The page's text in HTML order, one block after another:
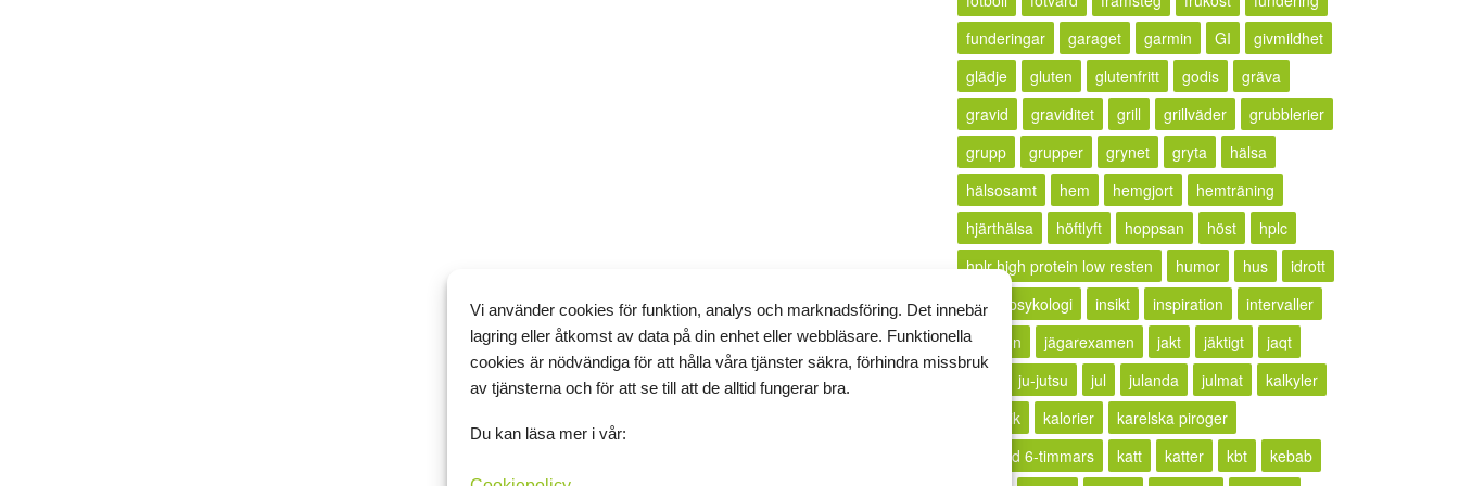
funderingar
garaget garmin GI
givmildhet
glädje
gluten glutenfritt godis
gräva
gravid
graviditet grill grillväder
grubblerier
grupp
grupper grynet gryta
hälsa
hälsosamt
hem hemgjort
hemträning
hjärthälsa
höftlyft hoppsan höst
hplc
hplr high protein low resten
humor hus
idrott
idrottspsykologi
insikt inspiration
intervaller
irritation
jägarexamen jakt jäktigt
jaqt
ju-jutsu jul julanda julmat
kalkyler
källkritik
kalorier
karelska piroger
karlstad 6-timmars
katt katter kbt
kebab
Vi använder cookies för funktion, analys och marknadsföring. Det innebär
lagring eller åtkomst av data på din enhet eller webbläsare. Funktionella
cookies är nödvändiga för att hålla våra tjänster säkra, förhindra missbruk
av tjänsterna och för att se till att de alltid fungerar bra.
Du kan läsa mer i vår: